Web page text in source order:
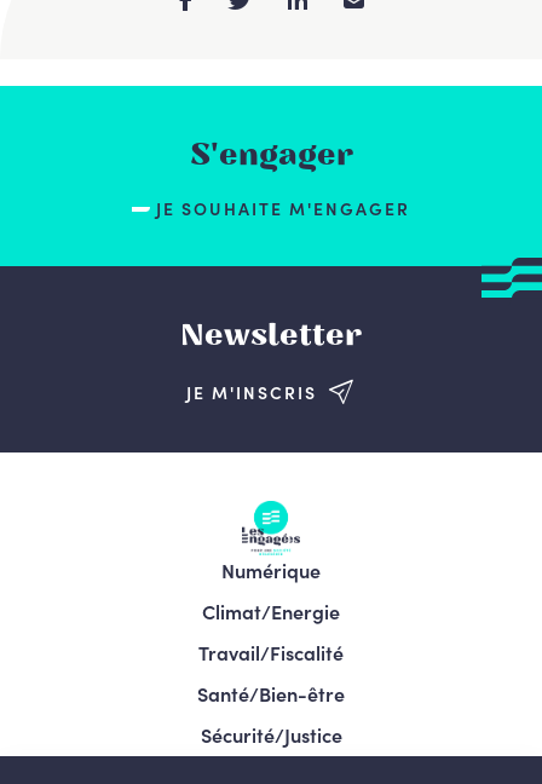
S'engager
JE SOUHAITE M'ENGAGER
Newsletter
JE M'INSCRIS
Numérique
Climat/Energie
Travail/Fiscalité
Santé/Bien-être
Sécurité/Justice